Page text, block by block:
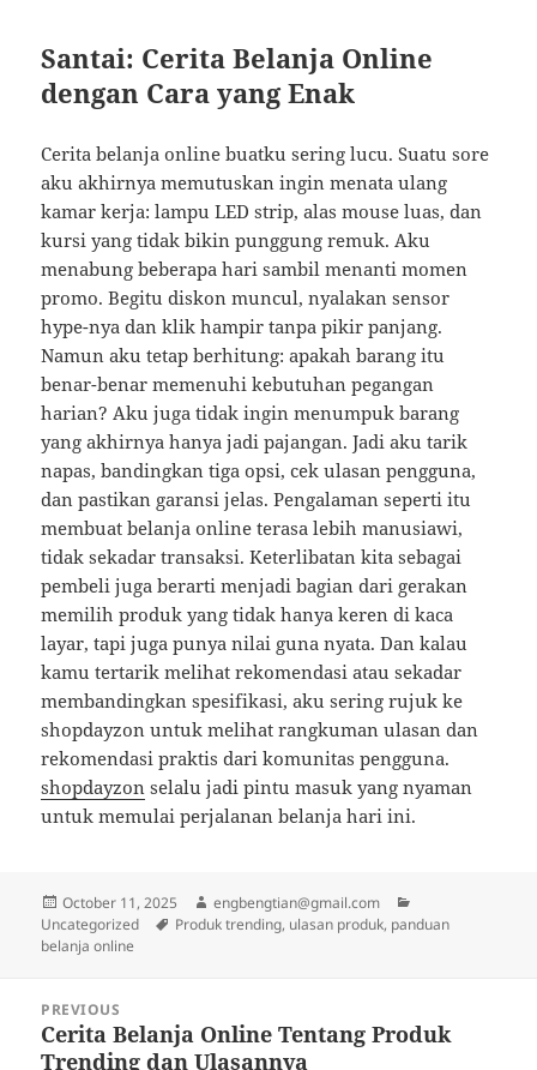
Santai: Cerita Belanja Online
dengan Cara yang Enak
Cerita belanja online buatku sering lucu. Suatu sore
aku akhirnya memutuskan ingin menata ulang
kamar kerja: lampu LED strip, alas mouse luas, dan
kursi yang tidak bikin punggung remuk. Aku
menabung beberapa hari sambil menanti momen
promo. Begitu diskon muncul, nyalakan sensor
hype-nya dan klik hampir tanpa pikir panjang.
Namun aku tetap berhitung: apakah barang itu
benar-benar memenuhi kebutuhan pegangan
harian? Aku juga tidak ingin menumpuk barang
yang akhirnya hanya jadi pajangan. Jadi aku tarik
napas, bandingkan tiga opsi, cek ulasan pengguna,
dan pastikan garansi jelas. Pengalaman seperti itu
membuat belanja online terasa lebih manusiawi,
tidak sekadar transaksi. Keterlibatan kita sebagai
pembeli juga berarti menjadi bagian dari gerakan
memilih produk yang tidak hanya keren di kaca
layar, tapi juga punya nilai guna nyata. Dan kalau
kamu tertarik melihat rekomendasi atau sekadar
membandingkan spesifikasi, aku sering rujuk ke
shopdayzon untuk melihat rangkuman ulasan dan
rekomendasi praktis dari komunitas pengguna.
shopdayzon selalu jadi pintu masuk yang nyaman
untuk memulai perjalanan belanja hari ini.
Posted
on
October 11, 2025 Author
engbengtian@gmail.com
Uncategorized
Tags
Produk trending, ulasan produk, panduan
belanja online
navigation
PREVIOUS
Previous
post:
Cerita Belanja Online Tentang Produk
Trending dan Ulasannya